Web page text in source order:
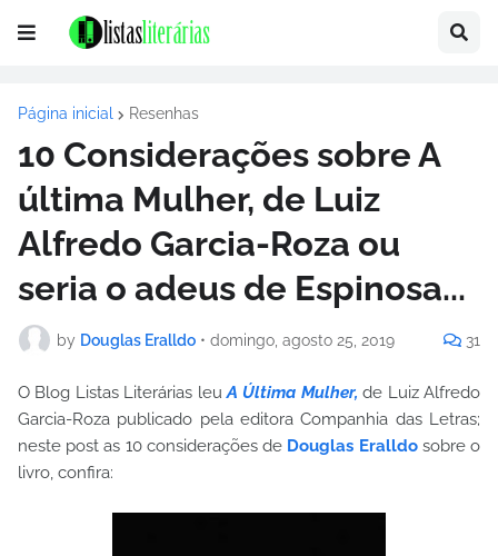
Página inicial Resenhas
10 Considerações sobre A
última Mulher, de Luiz
Alfredo Garcia-Roza ou
seria o adeus de Espinosa...
by Douglas Eralldo • domingo, agosto 25, 2019 31
O Blog Listas Literárias leuA Última Mulher, de Luiz Alfredo
Garcia-Roza publicado pela editora Companhia das Letras;
neste post as 10 considerações de Douglas Eralldosobre o
livro, confira: